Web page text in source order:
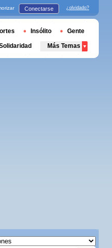
Conectarse ¿olvidado?
Insólito Gente
Más Temas